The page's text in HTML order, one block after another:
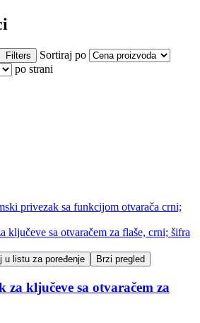
Filters
Sortiraj po
po strani
u listu za poređenje Brzi pregled
ključeve sa otvaračem za